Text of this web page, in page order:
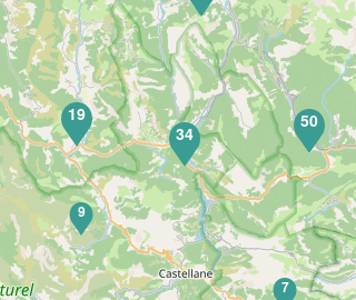
7
9
19
34
50